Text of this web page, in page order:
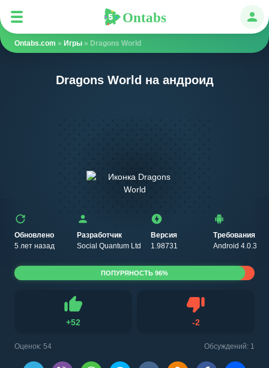
Ontabs
Ontabs.com » Игры » Dragons World
Dragons World на андроид
Обновлено
5 лет назад
Разработчик
Social Quantum Ltd
Версия
1.98731
Требования
Android 4.0.3
+52
Нравится
-2Не нравится
Оценок: 54 Обсуждений: 1
ПОПУРЯНОСТЬ 96%